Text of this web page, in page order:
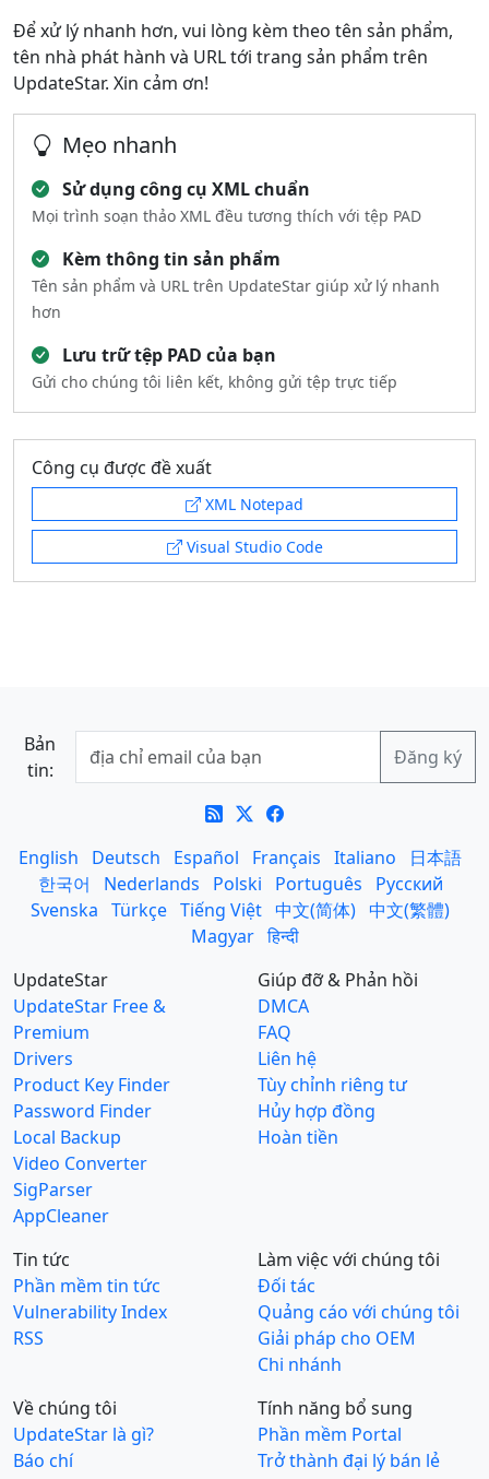
Để xử lý nhanh hơn, vui lòng kèm theo tên sản phẩm,
tên nhà phát hành và URL tới trang sản phẩm trên
UpdateStar. Xin cảm ơn!
Mẹo nhanh
Sử dụng công cụ XML chuẩn
Mọi trình soạn thảo XML đều tương thích với tệp PAD
Kèm thông tin sản phẩm
Tên sản phẩm và URL trên UpdateStar giúp xử lý nhanh
hơn
Lưu trữ tệp PAD của bạn
Gửi cho chúng tôi liên kết, không gửi tệp trực tiếp
Công cụ được đề xuất
XML Notepad
Visual Studio Code
Bản
tin:
English Deutsch Español Français Italiano
日本語
한국어
Nederlands Polski Português
Русский
Svenska Türkçe Tiếng Việt 中文(简体) 中文(繁體)
Magyar हिन्दी
UpdateStar
UpdateStar Free &
Premium
Drivers
Product Key Finder
Password Finder
Local Backup
Video Converter
SigParser
AppCleaner
Giúp đỡ & Phản hồi
DMCA
FAQ
Liên hệ
Tùy chỉnh riêng tư
Hủy hợp đồng
Hoàn tiền
Tin tức
Phần mềm tin tức
Vulnerability Index
RSS
Làm việc với chúng tôi
Đối tác
Quảng cáo với chúng tôi
Giải pháp cho OEM
Chi nhánh
Về chúng tôi
UpdateStar là gì?
Báo chí
Tính năng bổ sung
Phần mềm Portal
Trở thành đại lý bán lẻ